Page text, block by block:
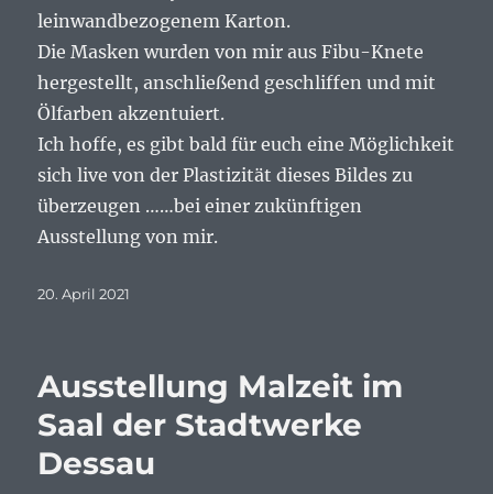
leinwandbezogenem Karton.
Die Masken wurden von mir aus Fibu-Knete
hergestellt, anschließend geschliffen und mit
Ölfarben akzentuiert.
Ich hoffe, es gibt bald für euch eine Möglichkeit
sich live von der Plastizität dieses Bildes zu
überzeugen ……bei einer zukünftigen
Ausstellung von mir.
Veröffentlicht
20. April 2021
Ausstellung Malzeit im
Saal der Stadtwerke
Dessau